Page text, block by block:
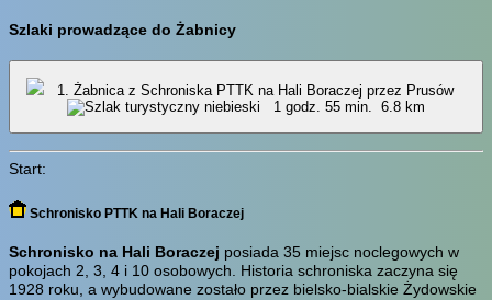
Szlaki prowadzące do Żabnicy
1. Żabnica z Schroniska PTTK na Hali Boraczej przez Prusów
1 godz. 55 min. 6.8 km
Start:
Schronisko PTTK na Hali Boraczej
Schronisko na Hali Boraczej posiada 35 miejsc noclegowych w
pokojach 2, 3, 4 i 10 osobowych. Historia schroniska zaczyna się
1928 roku, a wybudowane zostało przez bielsko-bialskie Żydowskie